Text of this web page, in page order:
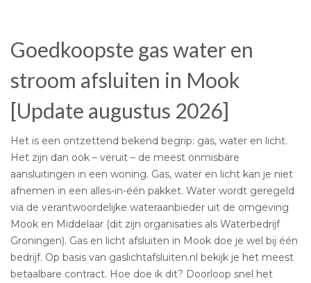
Goedkoopste gas water en
stroom afsluiten in Mook
[Update augustus 2026]
Het is een ontzettend bekend begrip: gas, water en licht.
Het zijn dan ook – veruit – de meest onmisbare
aansluitingen in een woning. Gas, water en licht kan je niet
afnemen in een alles-in-één pakket. Water wordt geregeld
via de verantwoordelijke wateraanbieder uit de omgeving
Mook en Middelaar (dit zijn organisaties als Waterbedrijf
Groningen). Gas en licht afsluiten in Mook doe je wel bij één
bedrijf. Op basis van gaslichtafsluiten.nl bekijk je het meest
betaalbare contract. Hoe doe ik dit? Doorloop snel het